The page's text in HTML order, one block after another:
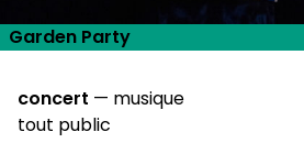
Garden Party
concert — musique
tout public